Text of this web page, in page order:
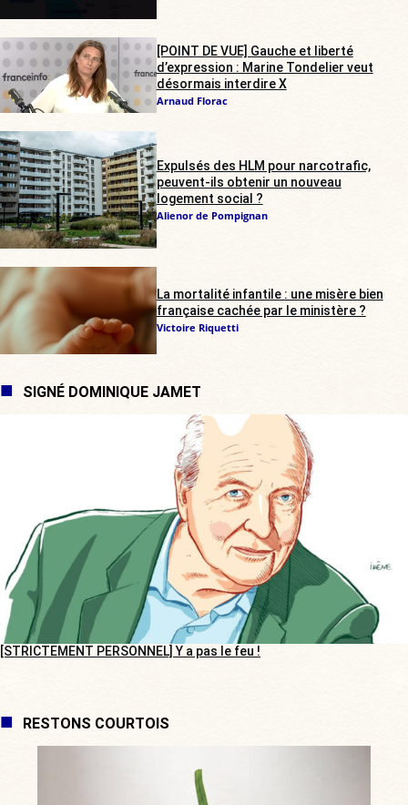
[POINT DE VUE] Gauche et liberté
d’expression : Marine Tondelier veut
désormais interdire X
Arnaud Florac
Expulsés des HLM pour narcotrafic,
peuvent-ils obtenir un nouveau
logement social ?
Alienor de Pompignan
La mortalité infantile : une misère bien
française cachée par le ministère ?
Victoire Riquetti
SIGNÉ DOMINIQUE JAMET
[STRICTEMENT PERSONNEL] Y a pas le feu !
RESTONS COURTOIS